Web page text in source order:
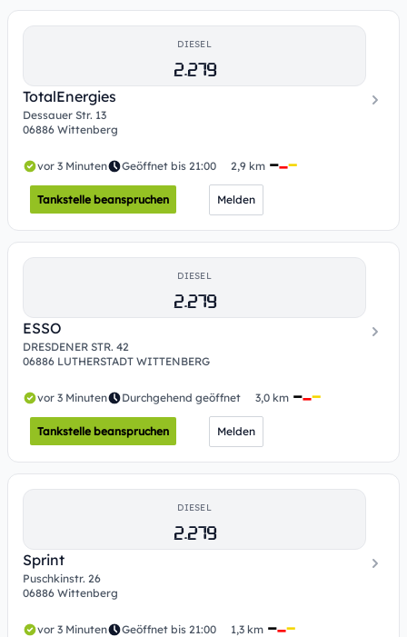
DIESEL
2.279
TotalEnergies
Dessauer Str. 13
06886 Wittenberg
vor 3 Minuten Geöffnet bis 21:00 2,9 km
Tankstelle beanspruchen Melden
DIESEL
2.279
ESSO
DRESDENER STR. 42
06886 LUTHERSTADT WITTENBERG
vor 3 Minuten Durchgehend geöffnet 3,0 km
Tankstelle beanspruchen Melden
DIESEL
2.279
Sprint
Puschkinstr. 26
06886 Wittenberg
vor 3 Minuten Geöffnet bis 21:00 1,3 km